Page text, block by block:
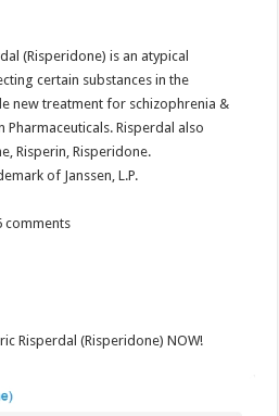
(Risperidone) is an atypical
certain substances in the
new treatment for schizophrenia &
Risperdal also
Risperin, Risperidone.
of Janssen, L.P.
comments
Risperdal (Risperidone) NOW!